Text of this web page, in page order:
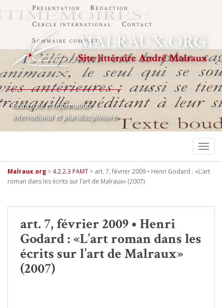
Présentation
Rédaction
Cercle international
Contact
Sommaire complet
Recherche et information
International et pluridisciplinaire
Malraux.org > 4.2.2.3 PAMT > art. 7, février 2009 • Henri Godard : «L’art
roman dans les écrits sur l’art de Malraux» (2007)
art. 7, février 2009 • Henri
Godard : «L’art roman dans les
écrits sur l’art de Malraux»
(2007)